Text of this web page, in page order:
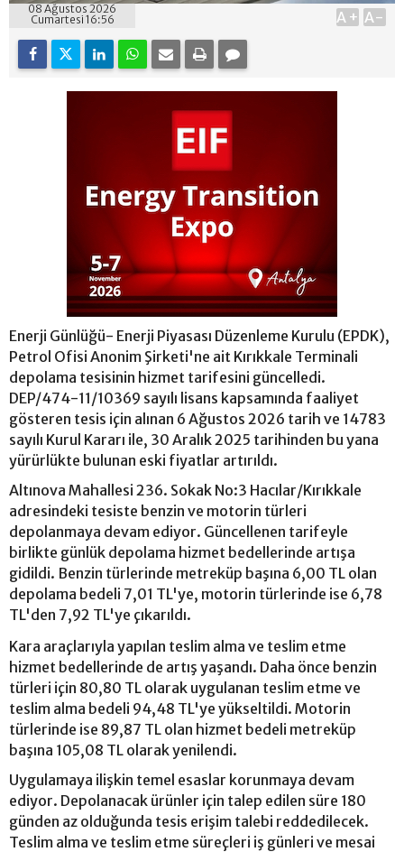
08 Ağustos 2026
Cumartesi 16:56
A+ A-
Enerji Günlüğü- Enerji Piyasası Düzenleme Kurulu (EPDK),
Petrol Ofisi Anonim Şirketi'ne ait Kırıkkale Terminali
depolama tesisinin hizmet tarifesini güncelledi.
DEP/474-11/10369 sayılı lisans kapsamında faaliyet
gösteren tesis için alınan 6 Ağustos 2026 tarih ve 14783
sayılı Kurul Kararı ile, 30 Aralık 2025 tarihinden bu yana
yürürlükte bulunan eski fiyatlar artırıldı.
Altınova Mahallesi 236. Sokak No:3 Hacılar/Kırıkkale
adresindeki tesiste benzin ve motorin türleri
depolanmaya devam ediyor. Güncellenen tarifeyle
birlikte günlük depolama hizmet bedellerinde artışa
gidildi. Benzin türlerinde metreküp başına 6,00 TL olan
depolama bedeli 7,01 TL'ye, motorin türlerinde ise 6,78
TL'den 7,92 TL'ye çıkarıldı.
Kara araçlarıyla yapılan teslim alma ve teslim etme
hizmet bedellerinde de artış yaşandı. Daha önce benzin
türleri için 80,80 TL olarak uygulanan teslim etme ve
teslim alma bedeli 94,48 TL'ye yükseltildi. Motorin
türlerinde ise 89,87 TL olan hizmet bedeli metreküp
başına 105,08 TL olarak yenilendi.
Uygulamaya ilişkin temel esaslar korunmaya devam
ediyor. Depolanacak ürünler için talep edilen süre 180
günden az olduğunda tesis erişim talebi reddedilecek.
Teslim alma ve teslim etme süreçleri iş günleri ve mesai